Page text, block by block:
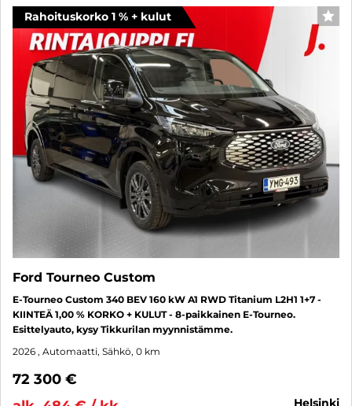
Rahoituskorko 1 % + kulut
Ford Tourneo Custom
E-Tourneo Custom 340 BEV 160 kW A1 RWD Titanium L2H1 1+7 -
KIINTEÄ 1,00 % KORKO + KULUT - 8-paikkainen E-Tourneo.
Esittelyauto, kysy Tikkurilan myynnistämme.
2026 , Automaatti, Sähkö, 0 km
72 300 €
helsinki